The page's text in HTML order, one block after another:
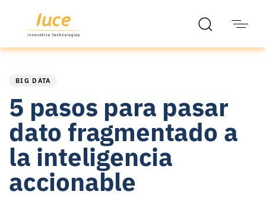
BIG DATA
5 pasos para pasar
dato fragmentado a
la inteligencia
accionable